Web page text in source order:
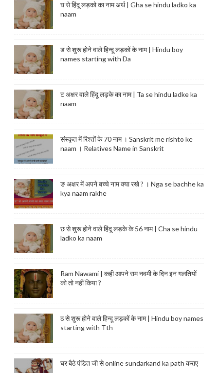
घ से हिंदू लड़को का नाम अर्थ | Gha se hindu ladko ka
naam
ड से शुरू होने वाले हिन्दू लड़कों के नाम | Hindu boy
names starting with Da
ट अक्षर वाले हिंदू लड़के का नाम | Ta se hindu ladke ka
naam
संस्कृत में रिश्तों के 70 नाम । Sanskrit me rishto ke
naam । Relatives Name in Sanskrit
ङ अक्षर में अपने बच्चे नाम क्या रखे ? । Nga se bachhe ka
kya naam rakhe
छ से शुरू होने वाले हिंदू लड़के के 56 नाम | Cha se hindu
ladko ka naam
Ram Nawami | कही आपने राम नवमी के दिन इन गलतियों
को तो नहीं किया ?
ठ से शुरू होने वाले हिन्दू लड़कों के नाम | Hindu boy names
starting with Tth
घर बैठे पंडित जी से online sundarkand ka path कराए